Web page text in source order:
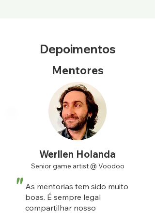
Depoimentos
Mentores
Werllen Holanda
Senior game artist @ Voodoo
" As mentorias tem sido muito
boas. É sempre legal
compartilhar nosso